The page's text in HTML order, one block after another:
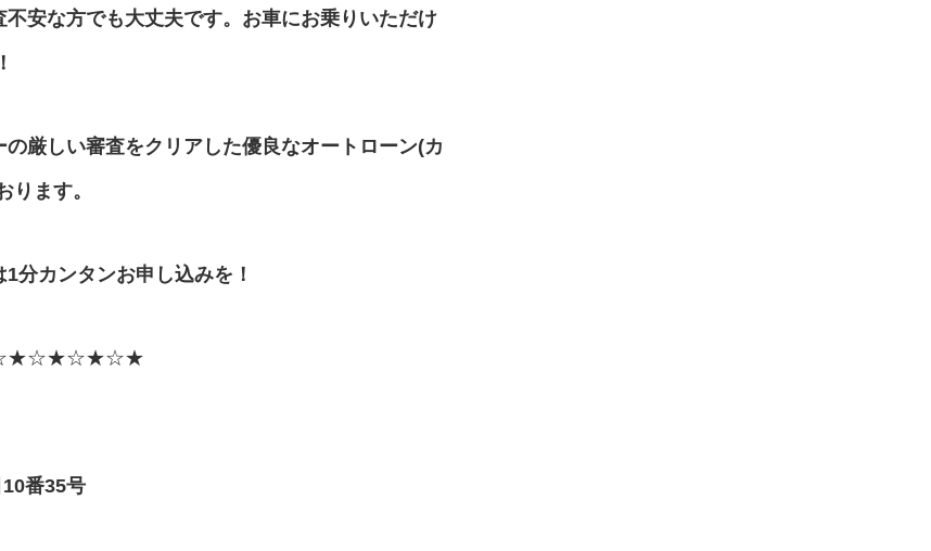
安な方でも大丈夫です。お車にお乗りいただけ
厳しい審査をクリアした優良なオートローン(カ
ます。
分カンタンお申し込みを！
番35号